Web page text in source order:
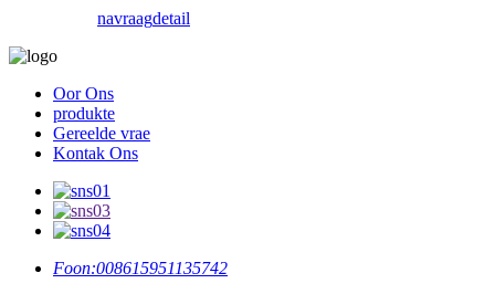
navraagdetail
Oor Ons
produkte
Gereelde vrae
Kontak Ons
Foon:008615951135742